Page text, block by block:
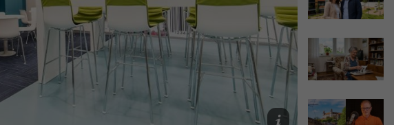
Frank
Bayh
Steff
Rosenberger-
Ochs
-
IBM